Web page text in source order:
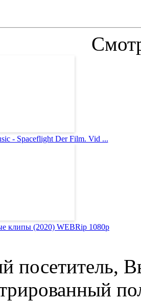
- Spaceflight Der Film. Vid ...
клипы (2020) WEBRip 1080p
посетитель,